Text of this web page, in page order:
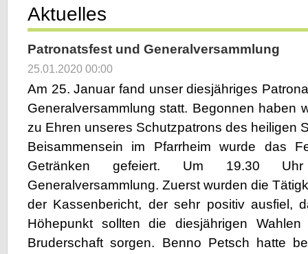
Aktuelles
Patronatsfest und Generalversammlung
25.01.2020 00:00
Am 25. Januar fand unser diesjähriges
Generalversammlung statt. Begonnen haben
zu Ehren unseres Schutzpatrons des heiligen
Beisammensein im Pfarrheim wurde das
Getränken gefeiert. Um 19.30
Generalversammlung. Zuerst wurden die
der Kassenbericht, der sehr positiv ausfiel,
Höhepunkt sollten die diesjährigen
Bruderschaft sorgen. Benno Petsch hatte